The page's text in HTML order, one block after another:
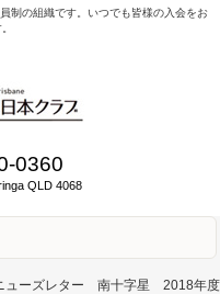
制の組織です。いつでも皆様の入会をお
0360
QLD 4068
ューズレター 南十字星 2018年